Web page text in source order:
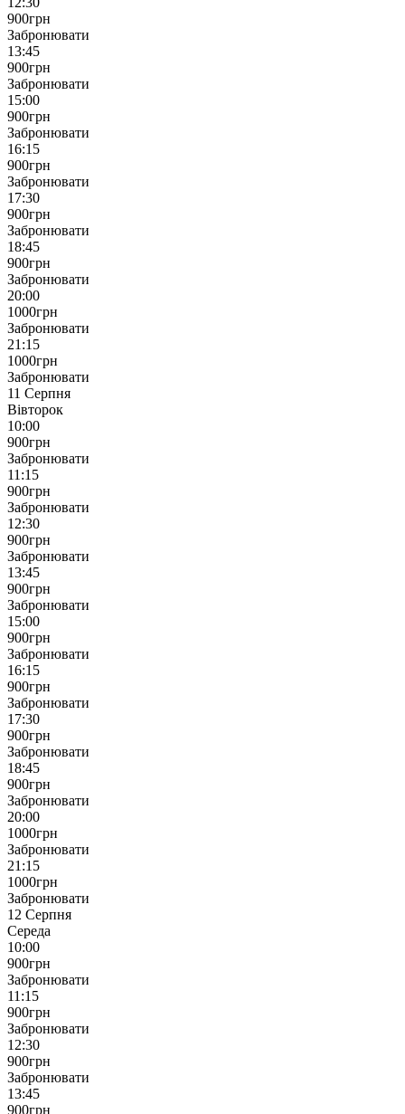
900грн
Забронювати
13:45
900грн
Забронювати
15:00
900грн
Забронювати
16:15
900грн
Забронювати
17:30
900грн
Забронювати
18:45
900грн
Забронювати
20:00
1000грн
Забронювати
21:15
1000грн
Забронювати
11 Серпня
Вівторок
10:00
900грн
Забронювати
11:15
900грн
Забронювати
12:30
900грн
Забронювати
13:45
900грн
Забронювати
15:00
900грн
Забронювати
16:15
900грн
Забронювати
17:30
900грн
Забронювати
18:45
900грн
Забронювати
20:00
1000грн
Забронювати
21:15
1000грн
Забронювати
12 Серпня
Середа
10:00
900грн
Забронювати
11:15
900грн
Забронювати
12:30
900грн
Забронювати
13:45
900грн